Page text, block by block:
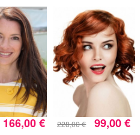
166,00 € 228,00 € 99,00 €